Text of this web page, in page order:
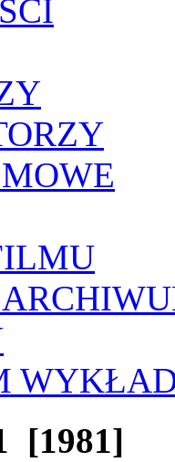
[1981]